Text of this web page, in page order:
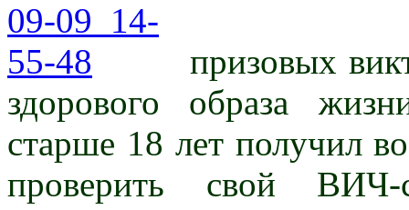
призовых
здорового образа
старше 18 лет получил
проверить свой ВИЧ-